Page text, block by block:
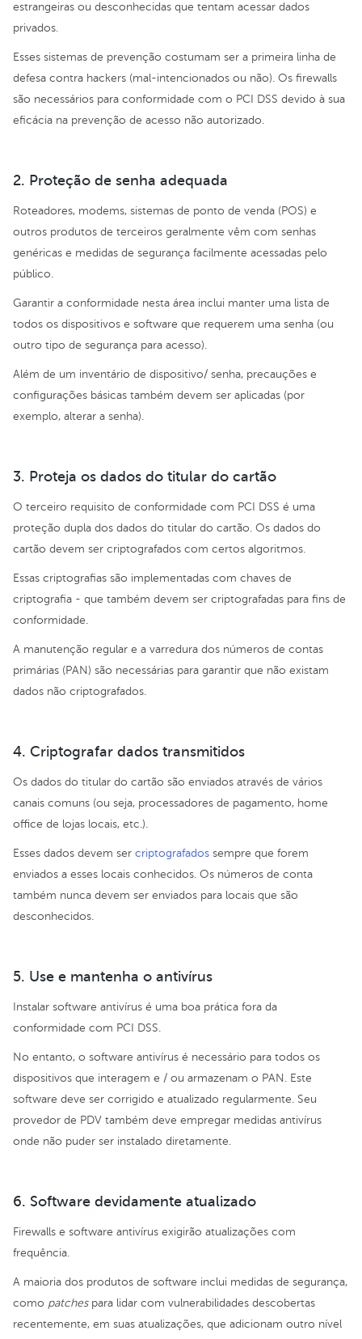
estrangeiras ou desconhecidas que tentam acessar dados
privados.
Esses sistemas de prevenção costumam ser a primeira linha de
defesa contra hackers (mal-intencionados ou não). Os firewalls
são necessários para conformidade com o PCI DSS devido à sua
eficácia na prevenção de acesso não autorizado.
2. Proteção de senha adequada
Roteadores, modems, sistemas de ponto de venda (POS) e
outros produtos de terceiros geralmente vêm com senhas
genéricas e medidas de segurança facilmente acessadas pelo
público.
Garantir a conformidade nesta área inclui manter uma lista de
todos os dispositivos e software que requerem uma senha (ou
outro tipo de segurança para acesso).
Além de um inventário de dispositivo/ senha, precauções e
configurações básicas também devem ser aplicadas (por
exemplo, alterar a senha).
3. Proteja os dados do titular do cartão
O terceiro requisito de conformidade com PCI DSS é uma
proteção dupla dos dados do titular do cartão. Os dados do
cartão devem ser criptografados com certos algoritmos.
Essas criptografias são implementadas com chaves de
criptografia - que também devem ser criptografadas para fins de
conformidade.
A manutenção regular e a varredura dos números de contas
primárias (PAN) são necessárias para garantir que não existam
dados não criptografados.
4. Criptografar dados transmitidos
Os dados do titular do cartão são enviados através de vários
canais comuns (ou seja, processadores de pagamento, home
office de lojas locais, etc.).
Esses dados devem ser criptografados sempre que forem
enviados a esses locais conhecidos. Os números de conta
também nunca devem ser enviados para locais que são
desconhecidos.
5. Use e mantenha o antivírus
Instalar software antivírus é uma boa prática fora da
conformidade com PCI DSS.
No entanto, o software antivírus é necessário para todos os
dispositivos que interagem e / ou armazenam o PAN. Este
software deve ser corrigido e atualizado regularmente. Seu
provedor de PDV também deve empregar medidas antivírus
onde não puder ser instalado diretamente.
6. Software devidamente atualizado
Firewalls e software antivírus exigirão atualizações com
frequência.
A maioria dos produtos de software inclui medidas de segurança,
como patchespara lidar com vulnerabilidades descobertas
recentemente, em suas atualizações, que adicionam outro nível